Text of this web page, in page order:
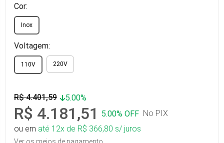
Cor:
Inox
Voltagem:
110V 220V
R$ 4.401,59 5.00%
R$ 4.181,51 5.00% OFF No PIX
ou em até 12x de R$ 366,80 s/ juros